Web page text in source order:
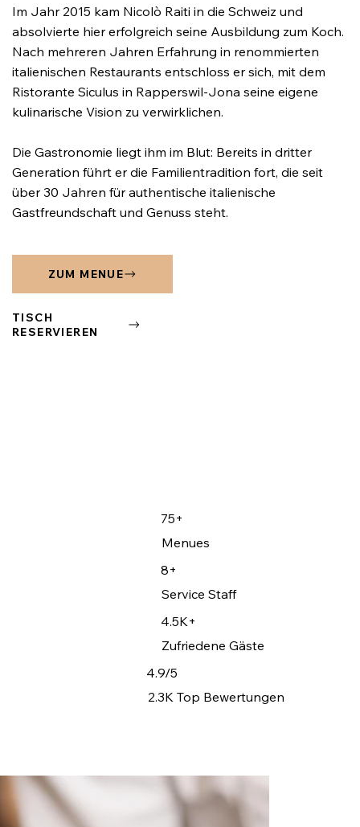
Im Jahr 2015 kam Nicolò Raiti in die Schweiz und
absolvierte hier erfolgreich seine Ausbildung zum Koch.
Nach mehreren Jahren Erfahrung in renommierten
italienischen Restaurants entschloss er sich, mit dem
Ristorante Siculus in Rapperswil-Jona seine eigene
kulinarische Vision zu verwirklichen.
Die Gastronomie liegt ihm im Blut: Bereits in dritter
Generation führt er die Familientradition fort, die seit
über 30 Jahren für authentische italienische
Gastfreundschaft und Genuss steht.
ZUM MENUE
TISCH
RESERVIEREN
75+
Menues
8+
Service Staff
4.5K+
Zufriedene Gäste
4.9/5
2.3K Top Bewertungen